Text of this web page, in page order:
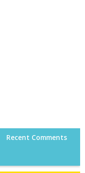
Recent Comments